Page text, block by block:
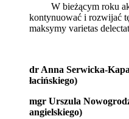
W bieżącym roku
kontynuować i rozwijać
maksymy varietas
dr Anna Serwicka-
łacińskiego)
mgr Urszula
angielskiego)